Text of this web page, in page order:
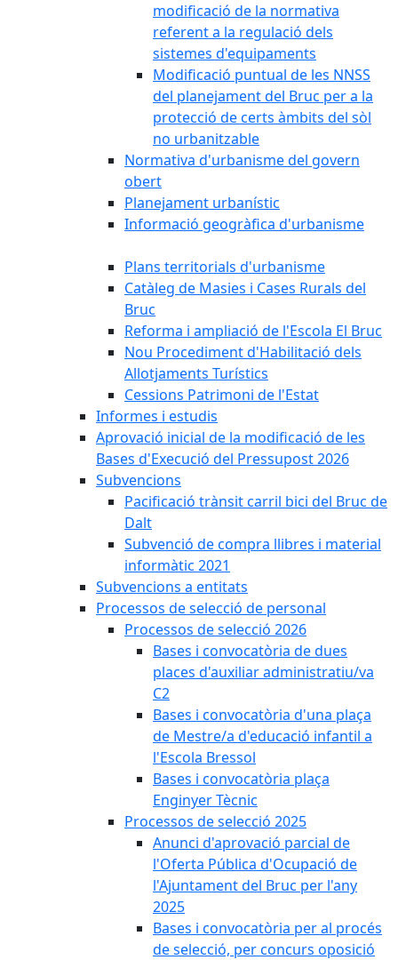
modificació de la normativa
referent a la regulació dels
sistemes d'equipaments
Modificació puntual de les NNSS
del planejament del Bruc per a la
protecció de certs àmbits del sòl
no urbanitzable
Normativa d'urbanisme del govern
obert
Planejament urbanístic
Informació geogràfica d'urbanisme
Plans territorials d'urbanisme
Catàleg de Masies i Cases Rurals del
Bruc
Reforma i ampliació de l'Escola El Bruc
Nou Procediment d'Habilitació dels
Allotjaments Turístics
Cessions Patrimoni de l'Estat
Informes i estudis
Aprovació inicial de la modificació de les
Bases d'Execució del Pressupost 2026
Subvencions
Pacificació trànsit carril bici del Bruc de
Dalt
Subvenció de compra llibres i material
informàtic 2021
Subvencions a entitats
Processos de selecció de personal
Processos de selecció 2026
Bases i convocatòria de dues
places d'auxiliar administratiu/va
C2
Bases i convocatòria d'una plaça
de Mestre/a d'educació infantil a
l'Escola Bressol
Bases i convocatòria plaça
Enginyer Tècnic
Processos de selecció 2025
Anunci d'aprovació parcial de
l'Oferta Pública d'Ocupació de
l'Ajuntament del Bruc per l'any
2025
Bases i convocatòria per al procés
de selecció, per concurs oposició